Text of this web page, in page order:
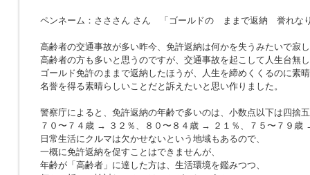
ペンネーム：さささん さん 「ゴールドの ままで返納 誉れな
高齢者の交通事故が多い昨今、免許返納は何かを失うみたいで寂
高齢者の方も多いと思うのですが、交通事故を起こして人生台無
ゴールド免許のままで返納したほうが、人生を締めくくるのに素
名誉を得る素晴らしいことだと訴えたいと思い作りました。
警察庁によると、免許返納の年齢で多いのは、小数点以下は四捨
７０〜７４歳 → ３２％、８０〜８４歳 → ２１％、７５〜７９歳
日常生活にクルマは欠かせないという地域もあるので、
一概に免許返納を促すことはできませんが、
年齢が「高齢者」に達した方は、生活環境を鑑みつつ、